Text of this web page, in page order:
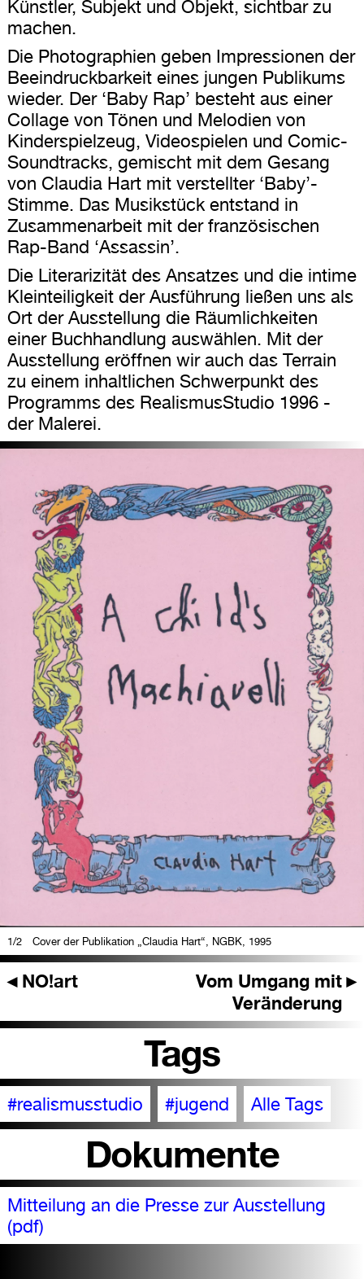
Künstler, Subjekt und Objekt, sichtbar zu
machen.
Die Photographien geben Impressionen der
Beeindruckbarkeit eines jungen Publikums
wieder. Der ‘Baby Rap’ besteht aus einer
Collage von Tönen und Melodien von
Kinderspielzeug, Videospielen und Comic-
Soundtracks, gemischt mit dem Gesang
von Claudia Hart mit verstellter ‘Baby’-
Stimme. Das Musikstück entstand in
Zusammenarbeit mit der französischen
Rap-Band ‘Assassin’.
Die Literarizität des Ansatzes und die intime
Kleinteiligkeit der Ausführung ließen uns als
Ort der Ausstellung die Räumlichkeiten
einer Buchhandlung auswählen. Mit der
Ausstellung eröffnen wir auch das Terrain
zu einem inhaltlichen Schwerpunkt des
Programms des RealismusStudio 1996 -
der Malerei.
1/2 Cover der Publikation „Claudia Hart“, NGBK, 1995
◄ NO!art ►
Vom Umgang mit
Veränderung
Tags
#realismusstudio #jugend Alle Tags
Dokumente
Mitteilung an die Presse zur Ausstellung
(pdf)